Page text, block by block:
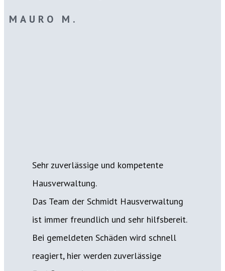
MAURO M.
Sehr zuverlässige und kompetente
Hausverwaltung.
Das Team der Schmidt Hausverwaltung
ist immer freundlich und sehr hilfsbereit.
Bei gemeldeten Schäden wird schnell
reagiert, hier werden zuverlässige